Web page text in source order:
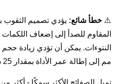
⚠️ خطأ شائع: يؤدي تصميم الثقوب
المقاوم للصدأ إلى إضعاف اللكمات
مم إلى إطالة عمر الأداة بمقدار 25 %.